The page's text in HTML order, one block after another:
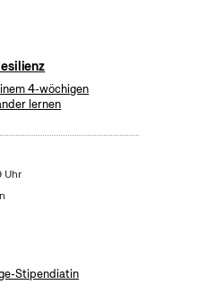
4-wöchigen
lernen
Uhr
Stipendiatin